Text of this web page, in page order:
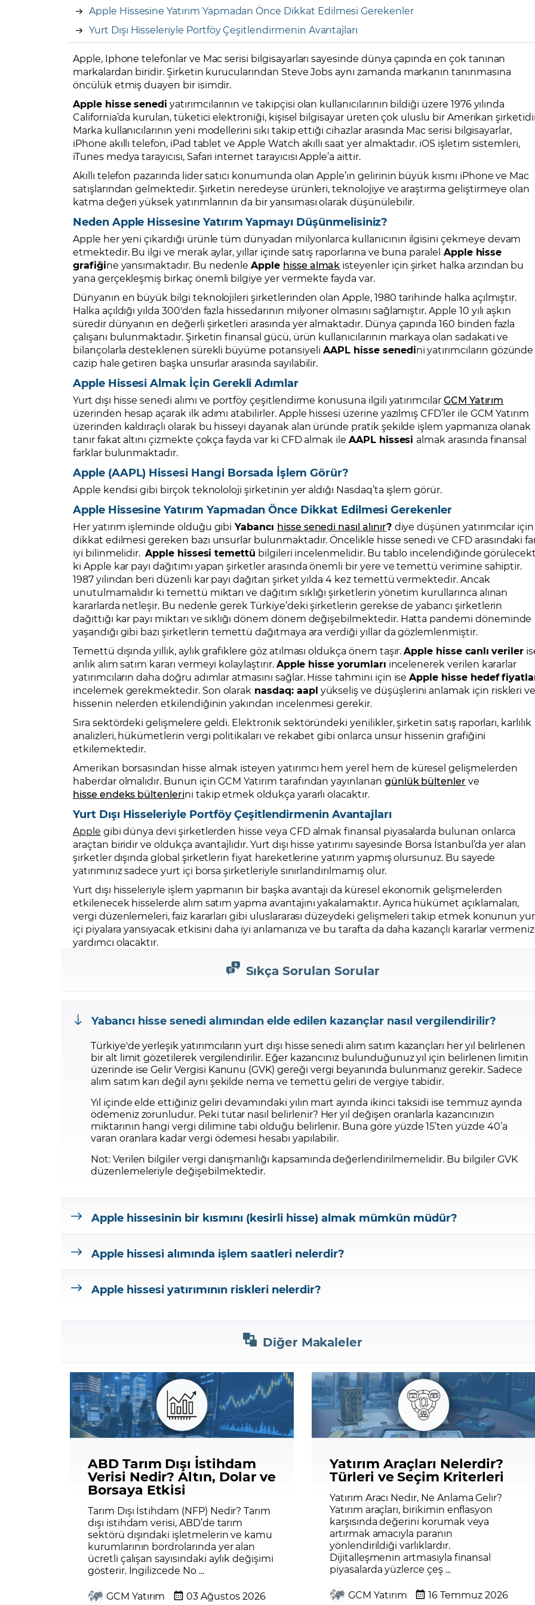
Apple Hissesine Yatırım Yapmadan Önce Dikkat Edilmesi Gerekenler
Yurt Dışı Hisseleriyle Portföy Çeşitlendirmenin Avantajları
Apple, Iphone telefonlar ve Mac serisi bilgisayarları sayesinde dünya çapında en çok tanınan
markalardan biridir. Şirketin kurucularından Steve Jobs aynı zamanda markanın tanınmasına
öncülük etmiş duayen bir isimdir.
Apple hisse senedi yatırımcılarının ve takipçisi olan kullanıcılarının bildiği üzere 1976 yılında
California’da kurulan, tüketici elektroniği, kişisel bilgisayar üreten çok uluslu bir Amerikan
Marka kullanıcılarının yeni modellerini sıkı takip ettiği cihazlar arasında Mac serisi bilgisayarlar,
iPhone akıllı telefon, iPad tablet ve Apple Watch akıllı saat yer almaktadır. iOS işletim sistemleri,
iTunes medya tarayıcısı, Safari internet tarayıcısı Apple’a aittir.
Akıllı telefon pazarında lider satıcı konumunda olan Apple’ın gelirinin büyük kısmı iPhone ve Mac
satışlarından gelmektedir. Şirketin neredeyse ürünleri, teknolojiye ve araştırma geliştirmeye olan
katma değeri yüksek yatırımlarının da bir yansıması olarak düşünülebilir.
Neden Apple Hissesine Yatırım Yapmayı Düşünmelisiniz?
Apple her yeni çıkardığı ürünle tüm dünyadan milyonlarca kullanıcının ilgisini çekmeye devam
etmektedir. Bu ilgi ve merak aylar, yıllar içinde satış raporlarına ve buna paralel Apple hisse
grafiğine yansımaktadır. Bu nedenleApple hisse almak isteyenler için şirket halka arzından bu
yana gerçekleşmiş birkaç önemli bilgiye yer vermekte fayda var.
Dünyanın en büyük bilgi teknolojileri şirketlerinden olan Apple, 1980 tarihinde halka açılmıştır.
Halka açıldığı yılda 300'den fazla hissedarının milyoner olmasını sağlamıştır. Apple 10 yılı aşkın
süredir dünyanın en değerli şirketleri arasında yer almaktadır. Dünya çapında 160 binden fazla
çalışanı bulunmaktadır. Şirketin finansal gücü, ürün kullanıcılarının markaya olan sadakati ve
bilançolarla desteklenen sürekli büyüme potansiyeli AAPL hisse senedini yatırımcıların gözünde
cazip hale getiren başka unsurlar arasında sayılabilir.
Apple Hissesi Almak İçin Gerekli Adımlar
Yurt dışı hisse senedi alımı ve portföy çeşitlendirme konusuna ilgili yatırımcılarGCM Yatırım
üzerinden hesap açarak ilk adımı atabilirler. Apple hissesi üzerine yazılmış CFD’ler ile GCM Yatırım
üzerinden kaldıraçlı olarak bu hisseyi dayanak alan üründe pratik şekilde işlem yapmanıza olanak
tanır fakat altını çizmekte çokça fayda var ki CFD almak ile AAPL hissesi almak arasında finansal
farklar bulunmaktadır.
Apple (AAPL) Hissesi Hangi Borsada İşlem Görür?
Apple kendisi gibi birçok teknololoji şirketinin yer aldığı Nasdaq’ta işlem görür.
Apple Hissesine Yatırım Yapmadan Önce Dikkat Edilmesi Gerekenler
Her yatırım işleminde olduğu gibi Yabancı hisse senedi nasıl alınır? diye düşünen yatırımcılar için
dikkat edilmesi gereken bazı unsurlar bulunmaktadır. Öncelikle hisse senedi ve CFD arasındaki
iyi bilinmelidir.Apple hissesi temettü bilgileri incelenmelidir. Bu tablo incelendiğinde
ki Apple kar payı dağıtımı yapan şirketler arasında önemli bir yere ve temettü verimine sahiptir.
1987 yılından beri düzenli kar payı dağıtan şirket yılda 4 kez temettü vermektedir. Ancak
unutulmamalıdır ki temettü miktarı ve dağıtım sıklığı şirketlerin yönetim kurullarınca alınan
kararlarda netleşir. Bu nedenle gerek Türkiye’deki şirketlerin gerekse de yabancı şirketlerin
dağıttığı kar payı miktarı ve sıklığı dönem dönem değişebilmektedir. Hatta pandemi döneminde
yaşandığı gibi bazı şirketlerin temettü dağıtmaya ara verdiği yıllar da gözlemlenmiştir.
Temettü dışında yıllık, aylık grafiklere göz atılması oldukça önem taşır.Apple hisse canlı veriler
anlık alım satım kararı vermeyi kolaylaştırır.Apple hisse yorumları incelenerek verilen kararlar
yatırımcıların daha doğru adımlar atmasını sağlar. Hisse tahmini için iseApple hisse hedef
incelemek gerekmektedir. Son olarak nasdaq: aapl yükseliş ve düşüşlerini anlamak için riskleri
hissenin nelerden etkilendiğinin yakından incelenmesi gerekir.
Sıra sektördeki gelişmelere geldi. Elektronik sektöründeki yenilikler, şirketin satış raporları, karlılık
analizleri, hükümetlerin vergi politikaları ve rekabet gibi onlarca unsur hissenin grafiğini
etkilemektedir.
Amerikan borsasından hisse almak isteyen yatırımcı hem yerel hem de küresel gelişmelerden
haberdar olmalıdır. Bunun için GCM Yatırım tarafından yayınlanan günlük bültenler ve
hisse endeks bültenlerini takip etmek oldukça yararlı olacaktır.
Yurt Dışı Hisseleriyle Portföy Çeşitlendirmenin Avantajları
Apple gibi dünya devi şirketlerden hisse veya CFD almak finansal piyasalarda bulunan onlarca
araçtan biridir ve oldukça avantajlıdır. Yurt dışı hisse yatırımı sayesinde Borsa İstanbul’da yer alan
şirketler dışında global şirketlerin fiyat hareketlerine yatırım yapmış olursunuz. Bu sayede
yatırımınız sadece yurt içi borsa şirketleriyle sınırlandırılmamış olur.
Yurt dışı hisseleriyle işlem yapmanın bir başka avantajı da küresel ekonomik gelişmelerden
etkilenecek hisselerde alım satım yapma avantajını yakalamaktır. Ayrıca hükümet açıklamaları,
vergi düzenlemeleri, faiz kararları gibi uluslararası düzeydeki gelişmeleri takip etmek konunun
içi piyalara yansıyacak etkisini daha iyi anlamanıza ve bu tarafta da daha kazançlı kararlar
yardımcı olacaktır.
Sıkça Sorulan Sorular
Yabancı hisse senedi alımından elde edilen kazançlar nasıl vergilendirilir?
Türkiye'de yerleşik yatırımcıların yurt dışı hisse senedi alım satım kazançları her yıl belirlenen
bir alt limit gözetilerek vergilendirilir. Eğer kazancınız bulunduğunuz yıl için belirlenen limitin
üzerinde ise Gelir Vergisi Kanunu (GVK) gereği vergi beyanında bulunmanız gerekir. Sadece
alım satım karı değil aynı şekilde nema ve temettü geliri de vergiye tabidir.
Yıl içinde elde ettiğiniz geliri devamındaki yılın mart ayında ikinci taksidi ise temmuz ayında
ödemeniz zorunludur. Peki tutar nasıl belirlenir? Her yıl değişen oranlarla kazancınızın
miktarının hangi vergi dilimine tabi olduğu belirlenir. Buna göre yüzde 15’ten yüzde 40’a
varan oranlara kadar vergi ödemesi hesabı yapılabilir.
Not: Verilen bilgiler vergi danışmanlığı kapsamında değerlendirilmemelidir. Bu bilgiler GVK
düzenlemeleriyle değişebilmektedir.
Apple hissesinin bir kısmını (kesirli hisse) almak mümkün müdür?
Apple hissesi alımında işlem saatleri nelerdir?
Apple hissesi yatırımının riskleri nelerdir?
Diğer Makaleler
ABD Tarım Dışı İstihdam
Verisi Nedir? Altın, Dolar ve
Borsaya Etkisi
Tarım Dışı İstihdam (NFP) Nedir? Tarım
dışı istihdam verisi, ABD’de tarım
sektörü dışındaki işletmelerin ve kamu
kurumlarının bordrolarında yer alan
ücretli çalışan sayısındaki aylık değişimi
gösterir. İngilizcede No ...
GCM Yatırım 03 Ağustos 2026
Yatırım Araçları Nelerdir?
Türleri ve Seçim Kriterleri
Yatırım Aracı Nedir, Ne Anlama Gelir?
Yatırım araçları, birikimin enflasyon
karşısında değerini korumak veya
artırmak amacıyla paranın
yönlendirildiği varlıklardır.
Dijitalleşmenin artmasıyla finansal
piyasalarda yüzlerce çeş ...
GCM Yatırım 16 Temmuz 2026